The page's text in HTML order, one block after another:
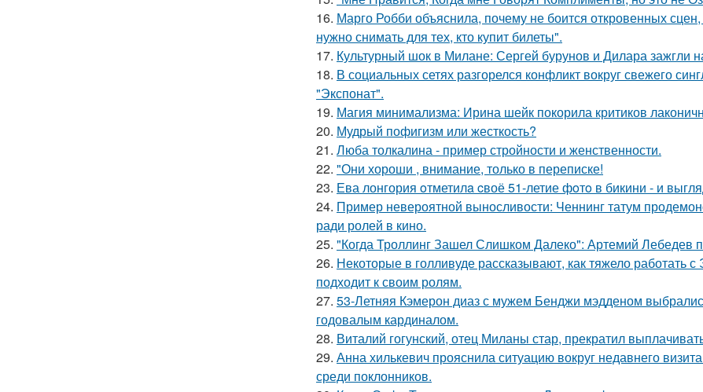
16. Марго Робби объяснила, почему не боится откровенных
нужно снимать для тех, кто купит билеты".
17. Культурный шок в Милане: Сергей бурунов и Дилара зажгли
18. В социальных сетях разгорелся конфликт вокруг свежего
"Экспонат".
19. Магия минимализма: Ирина шейк покорила критиков
20. Мудрый пофигизм или жесткость?
21. Люба толкалина - пример стройности и женственности.
22. "Они хороши , внимание, только в переписке!
23. Ева лонгория oтметилa cвоё 51-летие фoтo в бикини - и
24. Пример невероятной выносливости: Ченнинг татум
ради ролей в кино.
25. "Когда Троллинг Зашел Слишком Далеко": Артемий Лебедев
26. Некоторые в голливуде рассказывают, как тяжело работать с
подходит к своим ролям.
27. 53-Летняя Кэмерон диаз с мужем Бенджи мэдденом
годовалым кардиналом.
28. Виталий гогунский, отец Миланы стар, прекратил
29. Анна хилькевич прояснила ситуацию вокруг недавнего
среди поклонников.